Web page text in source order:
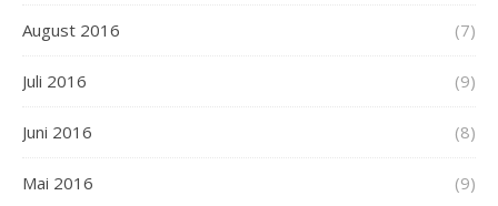
August 2016 (7)
Juli 2016 (9)
Juni 2016 (8)
Mai 2016 (9)